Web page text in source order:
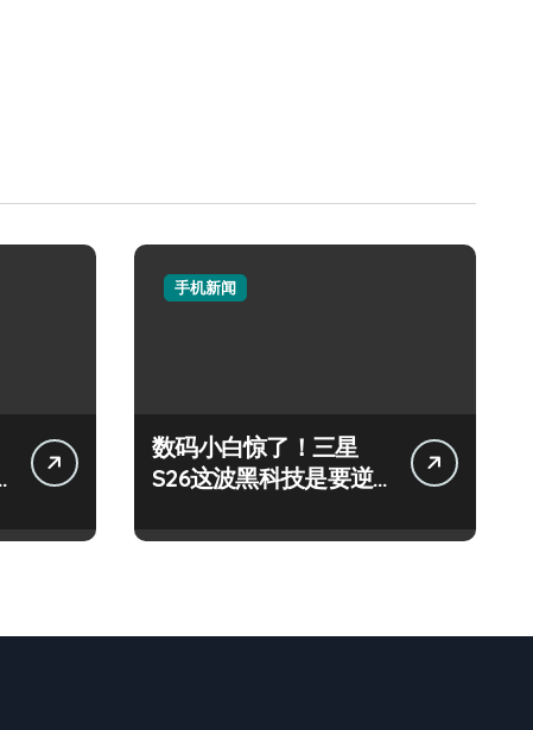
手机新闻
数码小白惊了！三星
S26这波黑科技是要逆